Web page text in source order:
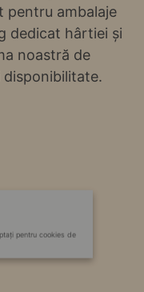
pentru ambalaje
dedicat hârtiei și
noastră de
disponibilitate.
pentru cookies de